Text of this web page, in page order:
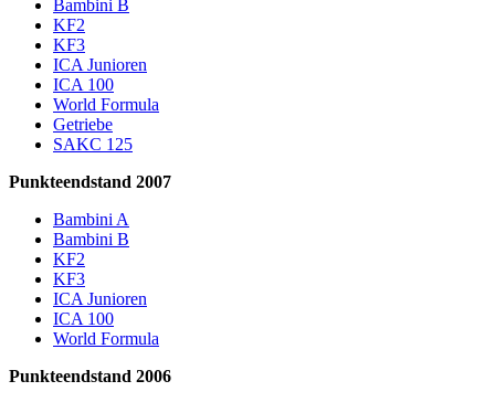
Bambini B
KF2
KF3
ICA Junioren
ICA 100
World Formula
Getriebe
SAKC 125
Punkteendstand 2007
Bambini A
Bambini B
KF2
KF3
ICA Junioren
ICA 100
World Formula
Punkteendstand 2006